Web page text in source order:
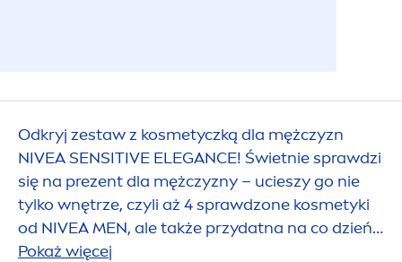
Odkryj zestaw z kosmetyczką dla mężczyzn
NIVEASENSITIVE ELEGANCE! Świetnie sprawdzi
się na prezent dla mężczyzny – ucieszy go nie
tylko wnętrze, czyli aż 4 sprawdzone kosmetyki
od NIVEAMEN, ale także przydatna na co dzień i
na wyjazdy, elegancka kosmetyczka.
Pokaż więcej